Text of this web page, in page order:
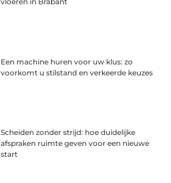
Een machine huren voor uw klus: zo
voorkomt u stilstand en verkeerde keuzes
Scheiden zonder strijd: hoe duidelijke
afspraken ruimte geven voor een nieuwe
start